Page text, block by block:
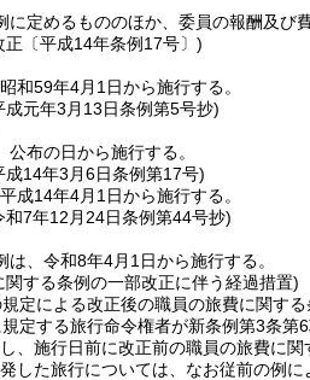
に定めるもののほか、委員の報酬及び
正〔平成14年条例17号〕)
和59年4月1日から施行する。
成元年3月13日条例第5号抄)
公布の日から施行する。
成14年3月6日条例第17号)
成14年4月1日から施行する。
和7年12月24日条例第44号抄)
は、令和8年4月1日から施行する。
関する条例の一部改正に伴う経過措置)
定による改正後の職員の旅費に関する
定する旅行命令権者が新条例第3条
、施行日前に改正前の職員の旅費に関
した旅行については、なお従前の例に